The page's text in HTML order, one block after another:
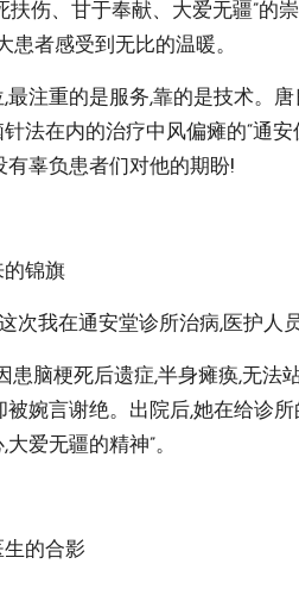
扶伤、甘于奉献、大爱无疆”的
患者感受到无比的温暖。
最注重的是服务,靠的是技术。
法在内的治疗中风偏瘫的“通安
有辜负患者们对他的期盼!
的锦旗
次我在通安堂诊所治病,医护
患脑梗死后遗症,半身瘫痪,无法
婉言谢绝。出院后,她在给诊
爱无疆的精神”。
的合影